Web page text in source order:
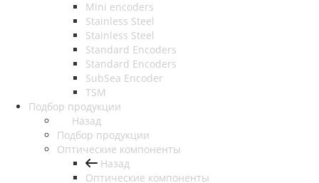
Mini encoders
Stainless Steel
Stainless Steel
Standard Encoders
Standard Encoders
SubSea Encoder
TSM
Подбор продукции
Назад
Подбор продукции
Оптические компоненты
Назад
Оптические компоненты